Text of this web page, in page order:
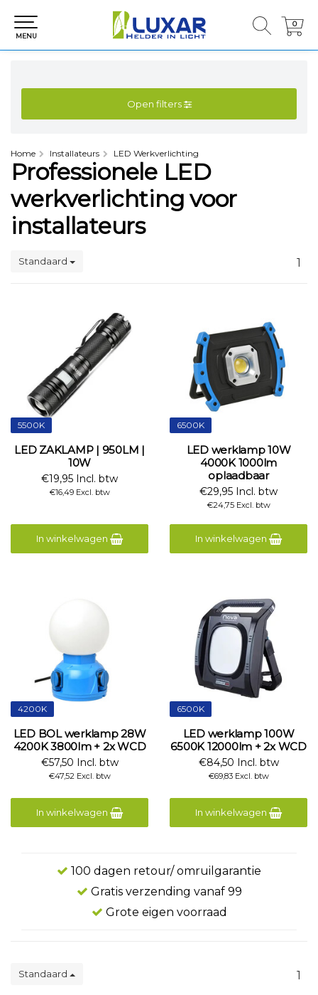
0
0
MENU
Open filters
Home Installateurs LED Werkverlichting
Professionele LED
werkverlichting voor
installateurs
Standaard 1
5500K
LED ZAKLAMP | 950LM |
10W
€19,95 Incl. btw
€16,49 Excl. btw
In winkelwagen
6500K
LED werklamp 10W
4000K 1000lm
oplaadbaar
€29,95 Incl. btw
€24,75 Excl. btw
In winkelwagen
4200K
LED BOL werklamp 28W
4200K 3800lm + 2x WCD
€57,50 Incl. btw
€47,52 Excl. btw
In winkelwagen
6500K
LED werklamp 100W
6500K 12000lm + 2x WCD
€84,50 Incl. btw
€69,83 Excl. btw
In winkelwagen
100 dagen retour/ omruilgarantie
Gratis verzending vanaf 99
Grote eigen voorraad
Standaard
1